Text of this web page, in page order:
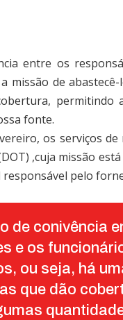
entre os
missão de
permitindo
fonte.
os serviços
,cuja missão
pelo
de conivência
e os
ou seja, há
que dão